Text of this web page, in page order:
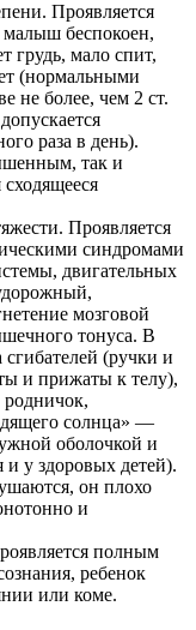
Проявляется
беспокоен,
грудь, мало спит,
(нормальными
не более, чем 2 ст.
раза в день).
так и
Проявляется
синдромами
двигательных
мозговой
тонуса. В
(ручки и
и прижаты к телу),
солнца» —
оболочкой и
и у здоровых детей).
он плохо
и
полным
ребенок
или коме.